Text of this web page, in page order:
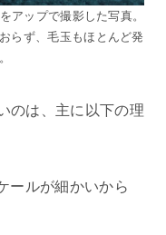
アップで撮影した写真。
らず、毛玉もほとんど発
のは、主に以下の理
ールが細かいから